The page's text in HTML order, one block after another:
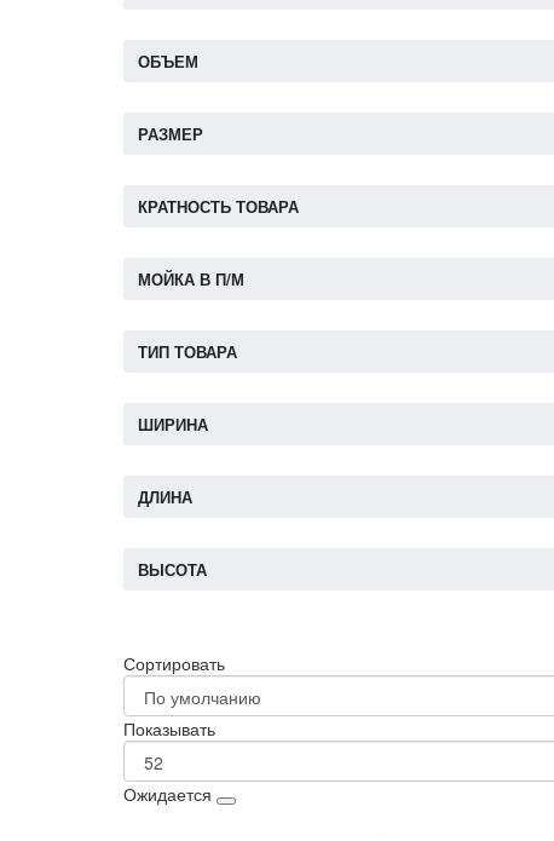
ОБЪЕМ
РАЗМЕР
КРАТНОСТЬ ТОВАРА
МОЙКА В П/М
ТИП ТОВАРА
ШИРИНА
ДЛИНА
ВЫСОТА
Сортировать
Показывать
Ожидается